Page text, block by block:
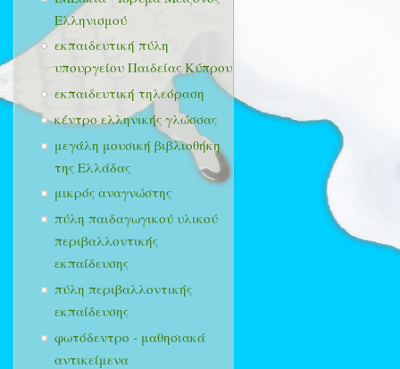
Ελληνισμού
εκπαιδευτική πύλη
υπουργείου Παιδείας Κύπρου
εκπαιδευτική τηλεόραση
κέντρο ελληνικής γλώσσας
μεγάλη μουσική βιβλιοθήκη
της Ελλάδας
μικρός αναγνώστης
πύλη παιδαγωγικού υλικού
περιβαλλοντικής
εκπαίδευσης
πύλη περιβαλλοντικής
εκπαίδευσης
φωτόδεντρο - μαθησιακά
αντικείμενα